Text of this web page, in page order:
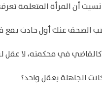
أن المرأة المتعلمة
الصحف عنك أول حادث
في محكمته، لا عقل له
الجاهلة بعقل واحد؟